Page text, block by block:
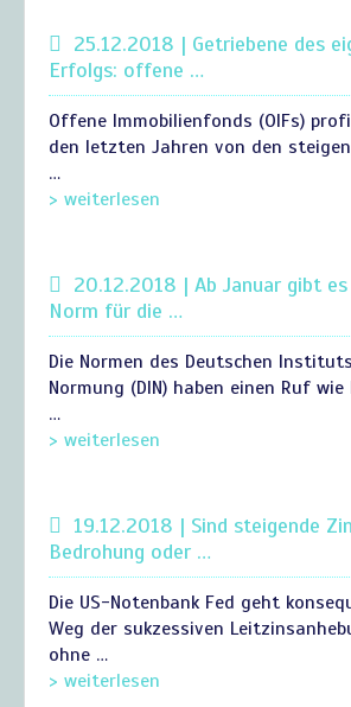
25.12.2018 | Getriebene des
Erfolgs: offene …
Offene Immobilienfonds (OIFs)
den letzten Jahren von den
…
> weiterlesen
20.12.2018 | Ab Januar gibt
Norm für die …
Die Normen des Deutschen
Normung (DIN) haben einen Ruf
…
> weiterlesen
19.12.2018 | Sind steigende
Bedrohung oder …
Die US-Notenbank Fed geht
Weg der sukzessiven
ohne …
> weiterlesen